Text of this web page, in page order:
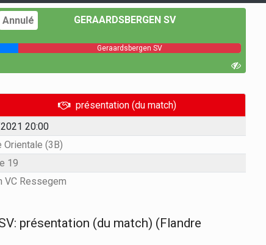
Annulé GERAARDSBERGEN SV
Geraardsbergen SV
présentation (du match)
20:00
Orientale (3B)
19
VC Ressegem
présentation (du match) (Flandre